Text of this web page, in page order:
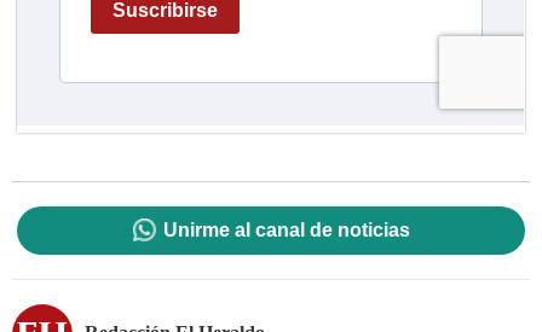
Unirme al canal de noticias